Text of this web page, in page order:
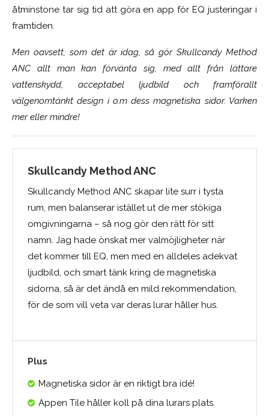
åtminstone tar sig tid att göra en app för EQ justeringar i
framtiden.
Men oavsett, som det är idag, så gör Skullcandy Method
ANC allt man kan förvänta sig, med allt från lättare
vattenskydd, acceptabel ljudbild och framförallt
välgenomtänkt design i o.m dess magnetiska sidor. Varken
mer eller mindre!
Skullcandy Method ANC
Skullcandy Method ANC skapar lite surr i tysta
rum, men balanserar istället ut de mer stökiga
omgivningarna – så nog gör den rätt för sitt
namn. Jag hade önskat mer valmöjligheter när
det kommer till EQ, men med en alldeles adekvat
ljudbild, och smart tänk kring de magnetiska
sidorna, så är det ändå en mild rekommendation,
för de som vill veta var deras lurar håller hus.
Plus
Magnetiska sidor är en riktigt bra idé!
Appen Tile håller koll på dina lurars plats.